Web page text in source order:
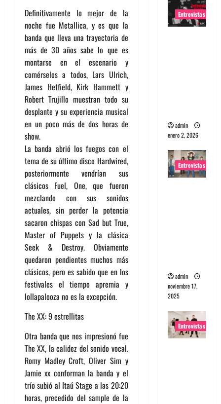
Definitivamente lo mejor de la
noche fue Metallica, y es que la
banda que lleva una trayectoria de
más de 30 años sabe lo que es
montarse en el escenario y
comérselos a todos, Lars Ulrich,
James Hetfield, Kirk Hammett y
Robert Trujillo muestran todo su
desplante y su experiencia musical
en un poco más de dos horas de
show.
La banda abrió los fuegos con el
tema de su último disco Hardwired,
posteriormente vendrían sus
clásicos Fuel, One, que fueron
mezclando con sus sonidos
actuales, sin perder la potencia
sacaron chispas con Sad but True,
Master of Puppets y la clásica
Seek & Destroy. Obviamente
quedaron pendientes muchos más
clásicos, pero es sabido que en los
festivales el tiempo apremia y
lollapalooza no es la excepción.
The XX: 9 estrellitas
Otra banda que nos impresionó fue
The XX, la calidez del sonido vocal.
Romy Madley Croft, Oliver Sim y
Jamie xx conforman la banda y el
trío subió al Itaú Stage a las 20:20
horas, precedido del sample de la
Entrevistas
admin
enero 2, 2026
Entrevistas
admin
noviembre 17,
2025
Entrevistas